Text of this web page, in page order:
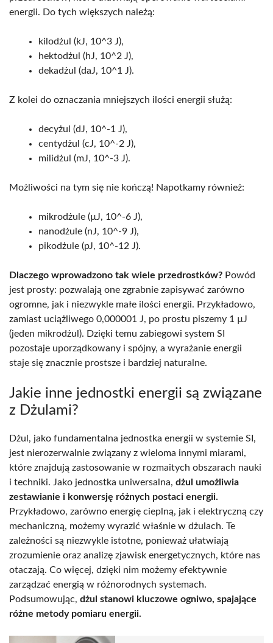
energii. Do tych większych należą:
kilodżul (kJ, 10^3 J),
hektodżul (hJ, 10^2 J),
dekadżul (daJ, 10^1 J).
Z kolei do oznaczania mniejszych ilości energii służą:
decyżul (dJ, 10^-1 J),
centydżul (cJ, 10^-2 J),
milidżul (mJ, 10^-3 J).
Możliwości na tym się nie kończą! Napotkamy również:
mikrodżule (µJ, 10^-6 J),
nanodżule (nJ, 10^-9 J),
pikodżule (pJ, 10^-12 J).
Dlaczego wprowadzono tak wiele przedrostków? Powód
jest prosty: pozwalają one zgrabnie zapisywać zarówno
ogromne, jak i niezwykle małe ilości energii. Przykładowo,
zamiast uciążliwego 0,000001 J, po prostu piszemy 1 µJ
(jeden mikrodżul). Dzięki temu zabiegowi system SI
pozostaje uporządkowany i spójny, a wyrażanie energii
staje się znacznie prostsze i bardziej naturalne.
Jakie inne jednostki energii są związane
z Dżulami?
Dżul, jako fundamentalna jednostka energii w systemie SI,
jest nierozerwalnie związany z wieloma innymi miarami,
które znajdują zastosowanie w rozmaitych obszarach nauki
i techniki. Jako jednostka uniwersalna, dżul umożliwia
zestawianie i konwersję różnych postaci energii.
Przykładowo, zarówno energię cieplną, jak i elektryczną czy
mechaniczną, możemy wyrazić właśnie w dżulach. Te
zależności są niezwykle istotne, ponieważ ułatwiają
zrozumienie oraz analizę zjawisk energetycznych, które nas
otaczają. Co więcej, dzięki nim możemy efektywnie
zarządzać energią w różnorodnych systemach.
Podsumowując, dżul stanowi kluczowe ogniwo, spajające
różne metody pomiaru energii.